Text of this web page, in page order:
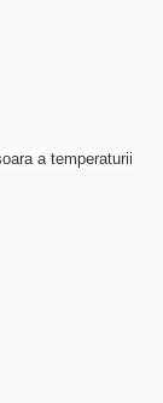
a temperaturii